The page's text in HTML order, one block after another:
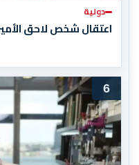
دولية
اعتقال شخص لاحق
6